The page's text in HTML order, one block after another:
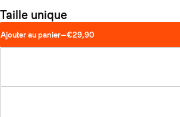
Taille unique
Ajouter au panier—€29,90